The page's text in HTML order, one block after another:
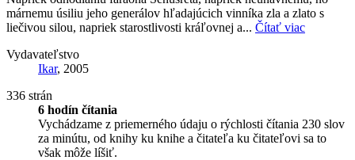
márnemu úsiliu jeho generálov hľadajúcich vinníka zla a zlato s
liečivou silou, napriek starostlivosti kráľovnej a... Čítať viac
Vydavateľstvo
Ikar, 2005
336 strán
6 hodín čítania
Vychádzame z priemerného údaju o rýchlosti čítania 230 slov
za minútu, od knihy ku knihe a čitateľa ku čitateľovi sa to
však môže líšiť.